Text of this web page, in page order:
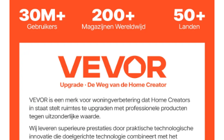
Gebruikstype Invulbaar
basisgewicht vóór
0,54 lbs / 0,244 kg
Gewicht van een
enkele basis na
zand
10,58 lbs / 4,8 kg
Intrekbare riem Uitschuifbare lengte